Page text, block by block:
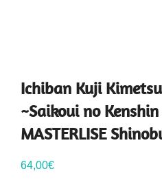
Ichiban Kuji
~Saikoui no
MASTERLISE
64,00€